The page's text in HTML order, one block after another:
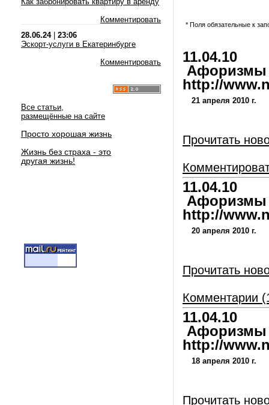
Комментировать
28.06.24| 23:06
Эскорт-услуги в Екатеринбурге
Комментировать
Все статьи,
размещённые на сайте
Просто хорошая жизнь
Жизнь без страха - это
другая жизнь!
* Поля обязательные к
11.04.10
Афоризмы
http://
21 апреля 2010 г.
Прочитать
11.04.10
Афоризмы
http://
20 апреля 2010 г.
Прочитать
Комментарии
11.04.10
Афоризмы
http://
18 апреля 2010 г.
Прочитать